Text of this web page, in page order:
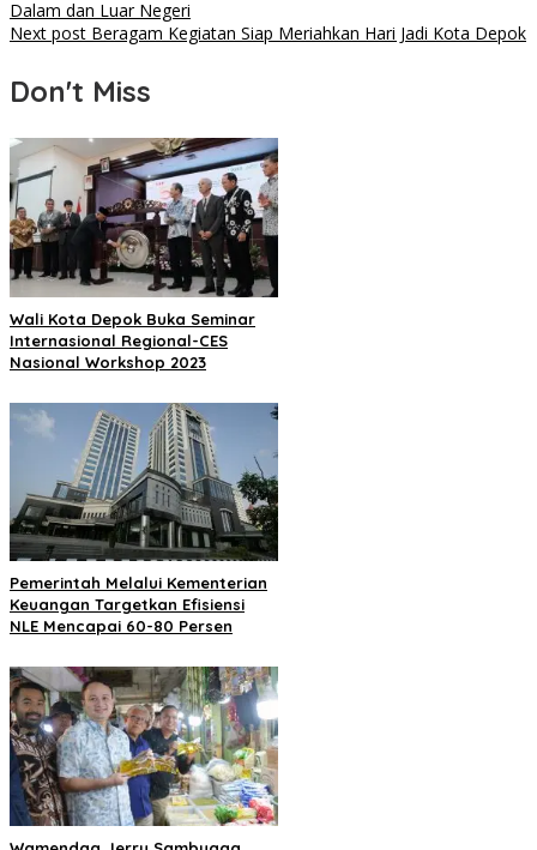
Dalam dan Luar Negeri
Next post Beragam Kegiatan Siap Meriahkan Hari Jadi Kota Depok
Don't Miss
Wali Kota Depok Buka Seminar
Internasional Regional-CES
Nasional Workshop 2023
Pemerintah Melalui Kementerian
Keuangan Targetkan Efisiensi
NLE Mencapai 60-80 Persen